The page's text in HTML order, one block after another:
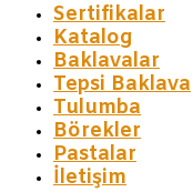
Sertifikalar
Katalog
Baklavalar
Tepsi Baklava
Tulumba
Börekler
Pastalar
İletişim